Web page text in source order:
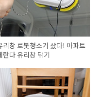
리창 로봇청소기 샀다! 아파트
란다 유리창 닦기